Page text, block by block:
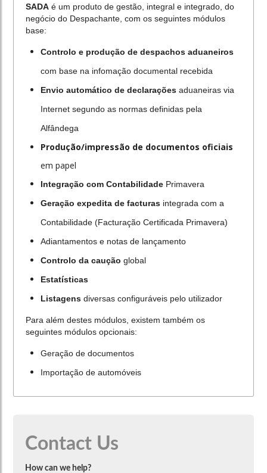
SADA é um produto de gestão, integral e integrado, do
negócio do Despachante, com os seguintes módulos
base:
Controlo e produção de despachos aduaneiros
com base na infomação documental recebida
Envio automático de declarações aduaneiras via
Internet segundo as normas definidas pela
Alfândega
Produção/impressão de documentos oficiais
em papel
Integração com Contabilidade Primavera
Geração expedita de facturas integrada com a
Contabilidade (Facturação Certificada Primavera)
Adiantamentos e notas de lançamento
Controlo da caução global
Estatísticas
Listagens diversas configuráveis pelo utilizador
Para além destes módulos, existem também os
seguintes módulos opcionais:
Geração de documentos
Importação de automóveis
Contact Us
How can we help?